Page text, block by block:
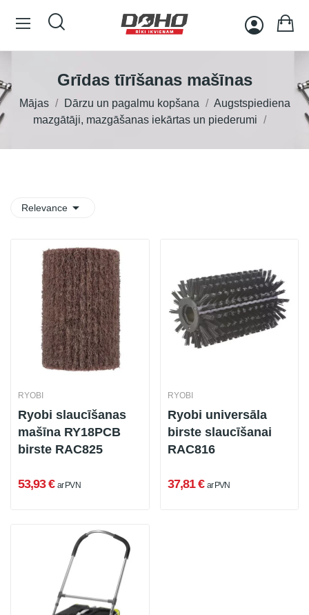
Grīdas tīrīšanas mašīnas
Mājas Dārzu un pagalmu kopšana
Augstspiediena
mazgātāji, mazgāšanas iekārtas un piederumi
Relevance 
RYOBI
Ryobi slaucīšanas
mašīna RY18PCB
birste RAC825
53,93 € ar PVN
RYOBI
Ryobi universāla
birste slaucīšanai
RAC816
37,81 € ar PVN